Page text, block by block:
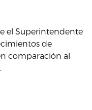
el Superintendente
de
comparación al